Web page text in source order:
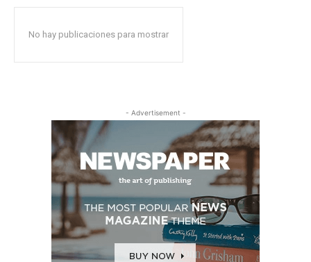
No hay publicaciones para mostrar
- Advertisement -